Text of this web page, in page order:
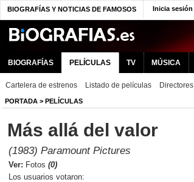
BIOGRAFÍAS Y NOTICIAS DE FAMOSOS Inicia sesión
BIOGRAFÍAS PELÍCULAS TV MÚSICA
Cartelera de estrenos Listado de películas Directores
PORTADA > PELÍCULAS
Más allá del valor
(1983) Paramount Pictures
Ver: Fotos (0)
Los usuarios votaron: